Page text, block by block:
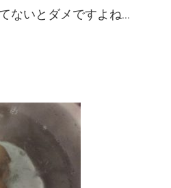
ないとダメですよね…